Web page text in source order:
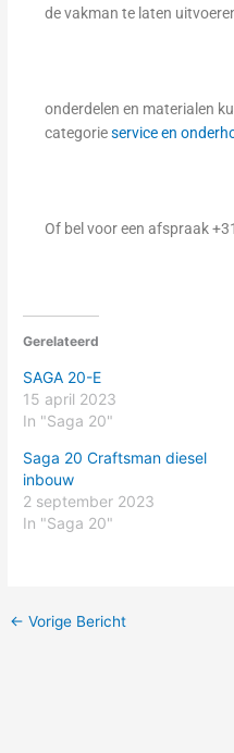
de vakman te laten
onderdelen en materialen
categorieservice en
Of bel voor een afspraak
Gerelateerd
SAGA 20-E
15 april 2023
In "Saga 20"
Saga 20 Craftsman diesel
inbouw
2 september 2023
In "Saga 20"
← Vorige Bericht